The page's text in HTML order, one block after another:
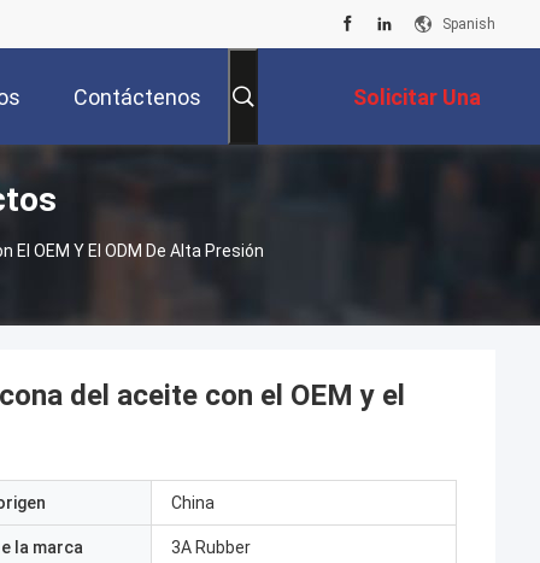
Spanish
Contáctenos Solicitar Una
Cotización
El OEM Y El ODM De Alta Presión
del aceite con el OEM y el
China
la marca 3A Rubber